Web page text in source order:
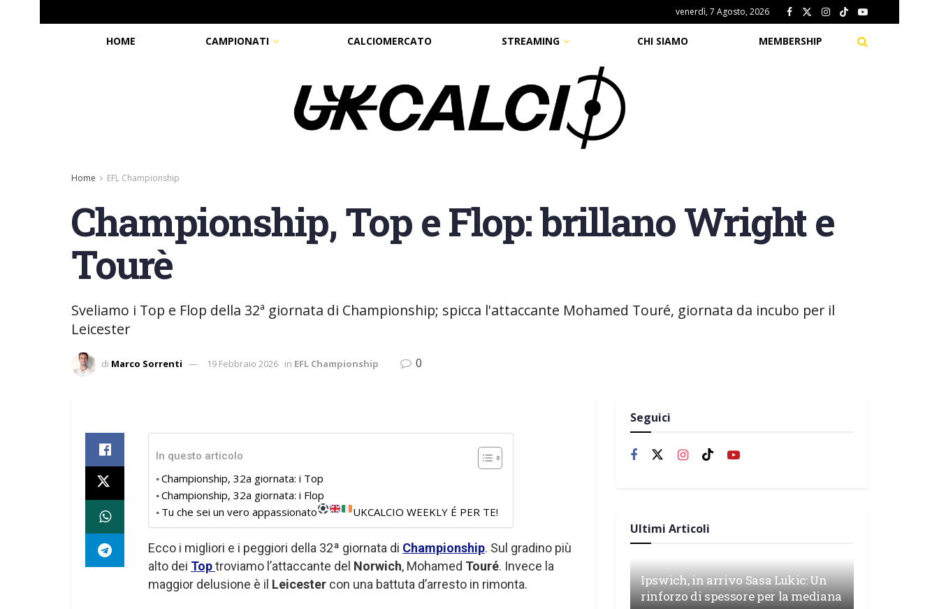
venerdì, 7 Agosto, 2026
HOME CAMPIONATI CALCIOMERCATO STREAMING CHI SIAMO MEMBERSHIP
Home EFL Championship
Championship, Top e Flop: brillano Wright e
Tourè
Sveliamo i Top e Flop della 32ª giornata di Championship; spicca l'attaccante Mohamed Touré, giornata da incubo per il
Leicester
di Marco Sorrenti 19 Febbraio 2026 in EFL Championship 0
In questo articolo
Championship, 32a giornata: i Top
Championship, 32a giornata: i Flop
Tu che sei un vero appassionato
UKCALCIO WEEKLY É PER TE!
Ecco i migliori e i peggiori della 32ª giornata di Championship. Sul gradino più
alto dei Toptroviamo l’attaccante del Norwich, Mohamed Touré. Invece la
maggior delusione è il Leicester con una battuta d’arresto in rimonta.
Seguici
Ultimi Articoli
Ipswich, in arrivo Sasa Lukic: Un
rinforzo di spessore per la mediana